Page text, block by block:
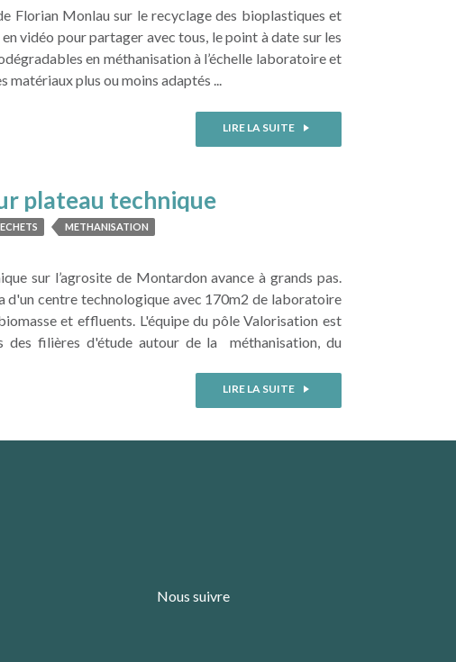
Florian Monlau sur le recyclage des bioplastiques et
vidéo pour partager avec tous, le point à date sur les
en méthanisation à l’échelle laboratoire et
matériaux plus ou moins adaptés ...
LIRE LA SUITE
plateau technique
METHANISATION
sur l’agrosite de Montardon avance à grands pas.
d'un centre technologique avec 170m2 de laboratoire
et effluents. L'équipe du pôle Valorisation est
des filières d'étude autour de la méthanisation, du
LIRE LA SUITE
Nous suivre